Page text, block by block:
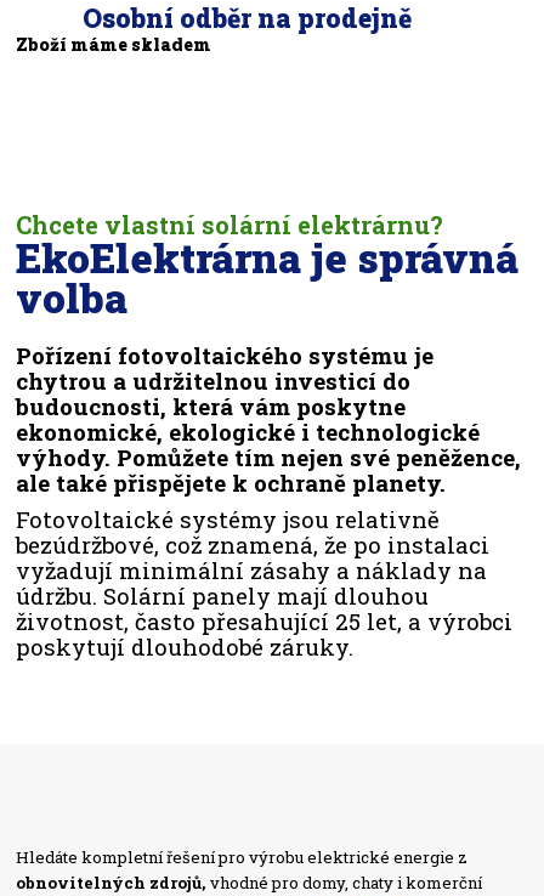
Osobní odběr na prodejně
Zboží máme skladem
Chcete vlastní solární elektrárnu?
EkoElektrárna je správná
volba
Pořízení fotovoltaického systému je
chytrou a udržitelnou investicí do
budoucnosti, která vám poskytne
ekonomické, ekologické i technologické
výhody. Pomůžete tím nejen své peněžence,
ale také přispějete k ochraně planety.
Fotovoltaické systémy jsou relativně
bezúdržbové, což znamená, že po instalaci
vyžadují minimální zásahy a náklady na
údržbu. Solární panely mají dlouhou
životnost, často přesahující 25 let, a výrobci
poskytují dlouhodobé záruky.
Hledáte kompletní řešení pro výrobu elektrické energie z
obnovitelných zdrojů, vhodné pro domy, chaty i komerční